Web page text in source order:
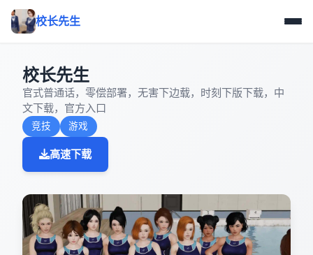
校长先生
校长先生
官式普通话，零偿部署，无害下边载，时刻下版下载，中
文下载，官方入口
竞技 游戏
高速下载